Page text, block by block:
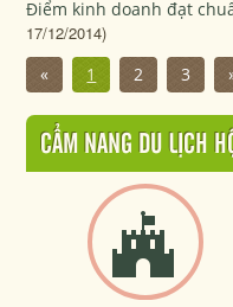
Điểm kinh doanh đạt
17/12/2014)
«
1 2 3
CẨM NANG DU LỊCH